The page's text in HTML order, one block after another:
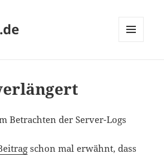
Betrachten der Server-Logs
schon mal erwähnt, dass